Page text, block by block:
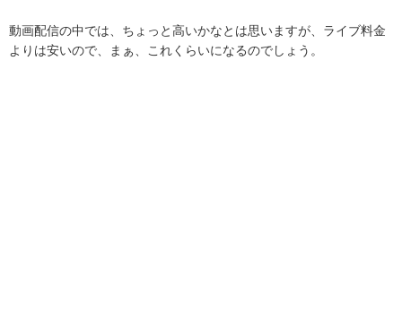
動画配信の中では、ちょっと高いかなとは思いますが、ライブ料金
よりは安いので、まぁ、これくらいになるのでしょう。